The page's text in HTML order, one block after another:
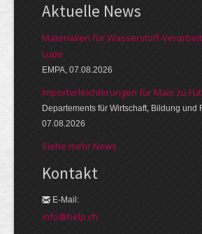
Aktuelle News
Materialien für Wasserstoff-
Lupe
EMPA, 07.08.2026
Importerleichterungen für Mais zu
Departements für Wirtschaft, Bildung und
07.08.2026
Siehe mehr News
Kontakt
E-Mail:
info@help.ch